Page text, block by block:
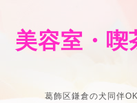
美容室・
葛飾区鎌倉の犬同伴